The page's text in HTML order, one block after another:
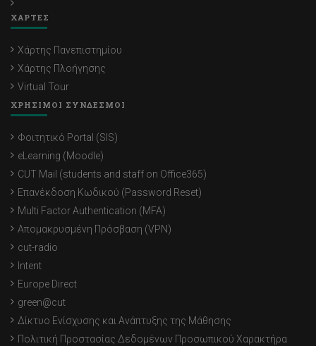
ΧΑΡΤΕΣ
Χάρτης Πανεπιστημίου
Χάρτης Πλοήγησης
Virtual Tour
ΧΡΗΣΙΜΟΙ ΣΥΝΔΕΣΜΟΙ
Φοιτητικό Portal (SIS)
eLearning (Moodle)
CUT Mail (students and staff on Office365)
Επανέκδοση Κωδικού (Password Reset)
Multi Factor Authentication (MFA)
Απομακρυσμένη Πρόσβαση (VPN)
cut-radio
Intent
Europe Direct
green@cut
Δίκτυο Ενίσχυσης και Ανάπτυξης της Μάθησης
Πολιτική Προστασίας Δεδομένων Προσωπικού Χαρακτήρα